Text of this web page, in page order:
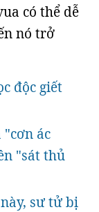
có thể dễ
nó trở
độc giết
ác
"sát thủ
sư tử bị